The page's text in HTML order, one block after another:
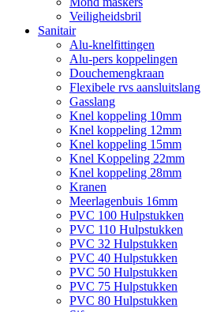
Veiligheidsbril
Sanitair
Alu-knelfittingen
Alu-pers koppelingen
Douchemengkraan
Flexibele rvs aansluitslang
Gasslang
Knel koppeling 10mm
Knel koppeling 12mm
Knel koppeling 15mm
Knel Koppeling 22mm
Knel koppeling 28mm
Kranen
Meerlagenbuis 16mm
PVC 100 Hulpstukken
PVC 110 Hulpstukken
PVC 32 Hulpstukken
PVC 40 Hulpstukken
PVC 50 Hulpstukken
PVC 75 Hulpstukken
PVC 80 Hulpstukken